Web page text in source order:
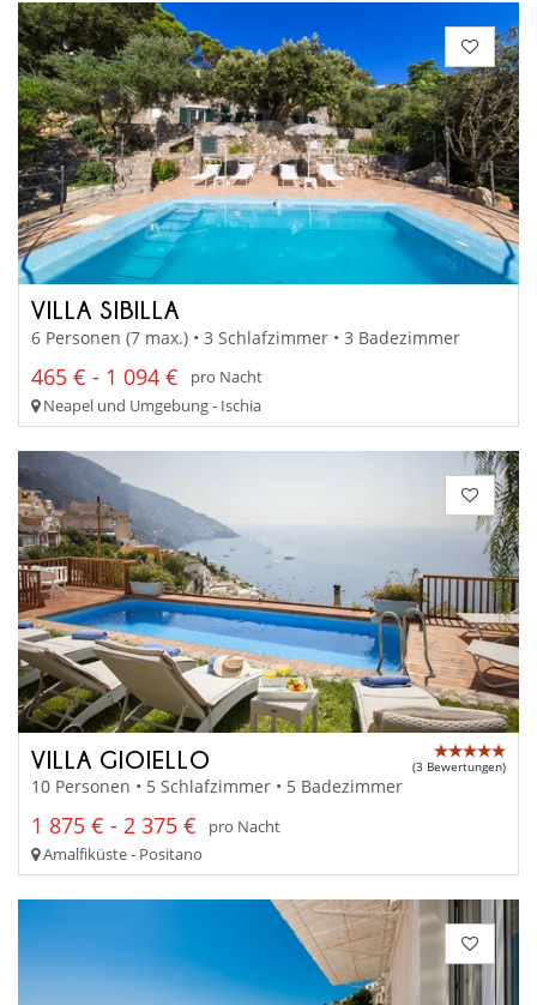
VILLA SIBILLA
6 Personen (7 max.) • 3 Schlafzimmer • 3 Badezimmer
465 € - 1 094 €
pro Nacht
Neapel und Umgebung - Ischia
VILLA GIOIELLO (3 Bewertungen)
10 Personen • 5 Schlafzimmer • 5 Badezimmer
1 875 € - 2 375 €
pro Nacht
Amalfiküste - Positano